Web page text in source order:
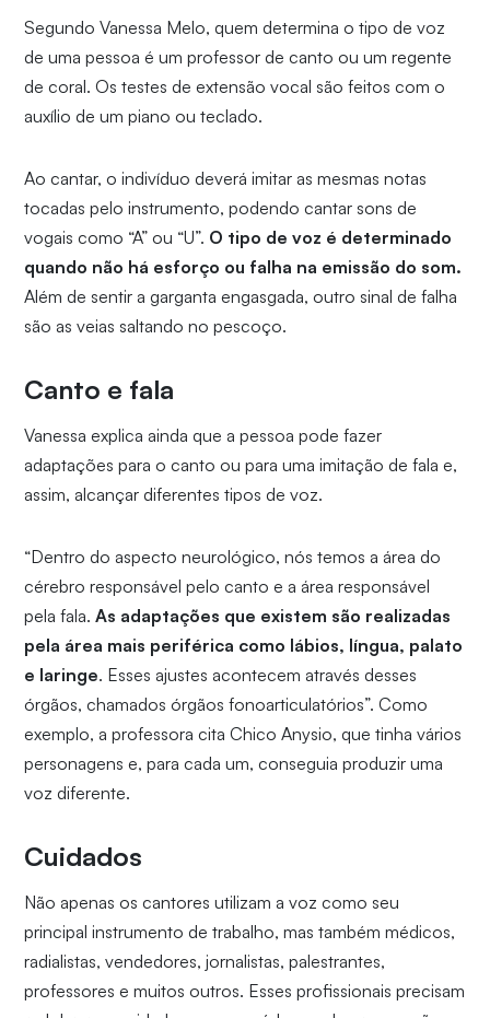
Segundo Vanessa Melo, quem determina o tipo de voz
de uma pessoa é um professor de canto ou um regente
de coral. Os testes de extensão vocal são feitos com o
auxílio de um piano ou teclado.
Ao cantar, o indivíduo deverá imitar as mesmas notas
tocadas pelo instrumento, podendo cantar sons de
vogais como “A” ou “U”. O tipo de voz é determinado
quando não há esforço ou falha na emissão do som.
Além de sentir a garganta engasgada, outro sinal de falha
são as veias saltando no pescoço.
Canto e fala
Vanessa explica ainda que a pessoa pode fazer
adaptações para o canto ou para uma imitação de fala e,
assim, alcançar diferentes tipos de voz.
“Dentro do aspecto neurológico, nós temos a área do
cérebro responsável pelo canto e a área responsável
pela fala.As adaptações que existem são realizadas
pela área mais periférica como lábios, língua, palato
e laringe. Esses ajustes acontecem através desses
órgãos, chamados órgãos fonoarticulatórios”. Como
exemplo, a professora cita Chico Anysio, que tinha vários
personagens e, para cada um, conseguia produzir uma
voz diferente.
Cuidados
Não apenas os cantores utilizam a voz como seu
principal instrumento de trabalho, mas também médicos,
radialistas, vendedores, jornalistas, palestrantes,
professores e muitos outros. Esses profissionais precisam